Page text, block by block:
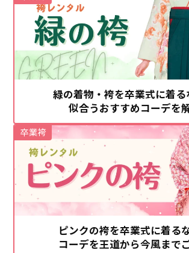
緑の着物・袴を卒業式に着る
似合うおすすめコーデを
ピンクの袴を卒業式に着る
コーデを王道から今風まで
卒業袴